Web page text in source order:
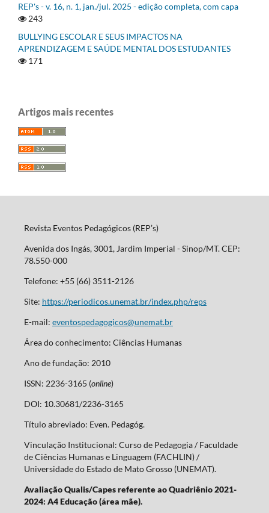
REP's - v. 16, n. 1, jan./jul. 2025 - edição completa, com capa
243
BULLYING ESCOLAR E SEUS IMPACTOS NA
APRENDIZAGEM E SAÚDE MENTAL DOS ESTUDANTES
171
Artigos mais recentes
Revista Eventos Pedagógicos (REP’s)
Avenida dos Ingás, 3001, Jardim Imperial - Sinop/MT. CEP:
78.550-000
Telefone: +55 (66) 3511-2126
Site: https://periodicos.unemat.br/index.php/reps
E-mail: eventospedagogicos@unemat.br
Área do conhecimento: Ciências Humanas
Ano de fundação: 2010
ISSN: 2236-3165 (online)
DOI: 10.30681/2236-3165
Título abreviado: Even. Pedagóg.
Vinculação Institucional: Curso de Pedagogia / Faculdade
de Ciências Humanas e Linguagem (FACHLIN) /
Universidade do Estado de Mato Grosso (UNEMAT).
Avaliação Qualis/Capes referente ao Quadriênio 2021-
2024: A4 Educação (área mãe).